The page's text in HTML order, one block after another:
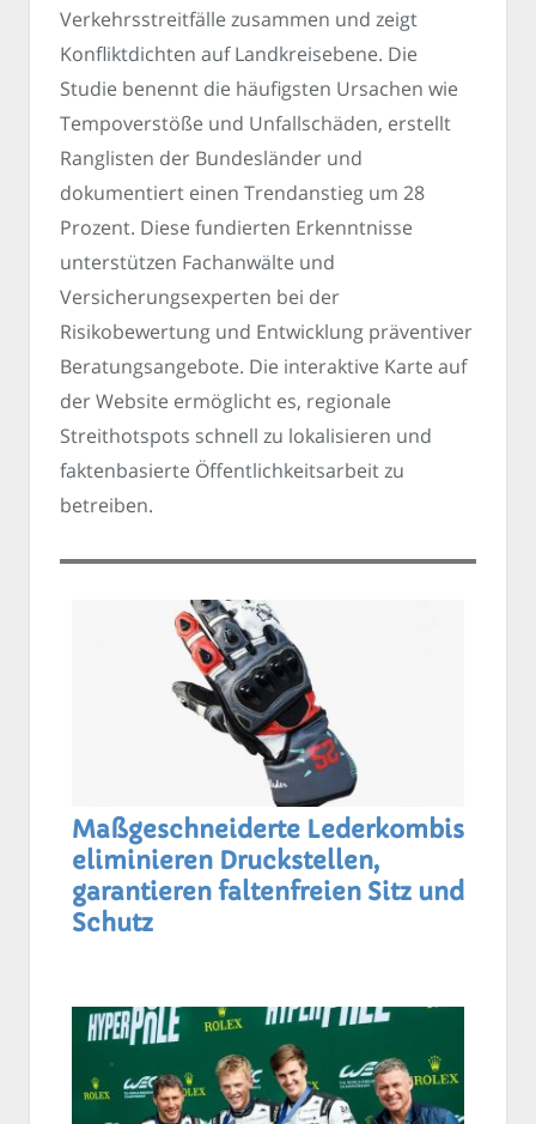
Verkehrsstreitfälle zusammen und zeigt
Konfliktdichten auf Landkreisebene. Die
Studie benennt die häufigsten Ursachen wie
Tempoverstöße und Unfallschäden, erstellt
Ranglisten der Bundesländer und
dokumentiert einen Trendanstieg um 28
Prozent. Diese fundierten Erkenntnisse
unterstützen Fachanwälte und
Versicherungsexperten bei der
Risikobewertung und Entwicklung präventiver
Beratungsangebote. Die interaktive Karte auf
der Website ermöglicht es, regionale
Streithotspots schnell zu lokalisieren und
faktenbasierte Öffentlichkeitsarbeit zu
betreiben.
Maßgeschneiderte Lederkombis
eliminieren Druckstellen,
garantieren faltenfreien Sitz und
Schutz